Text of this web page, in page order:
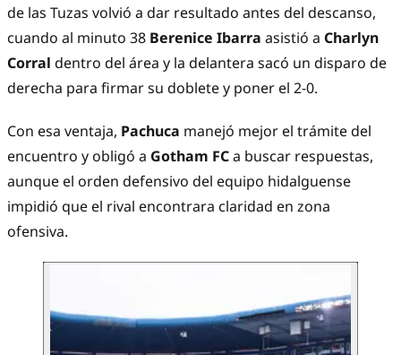
de las Tuzas volvió a dar resultado antes del descanso,
cuando al minuto 38 Berenice Ibarra asistió a Charlyn
Corral dentro del área y la delantera sacó un disparo de
derecha para firmar su doblete y poner el 2-0.
Con esa ventaja, Pachuca manejó mejor el trámite del
encuentro y obligó a Gotham FCa buscar respuestas,
aunque el orden defensivo del equipo hidalguense
impidió que el rival encontrara claridad en zona
ofensiva.